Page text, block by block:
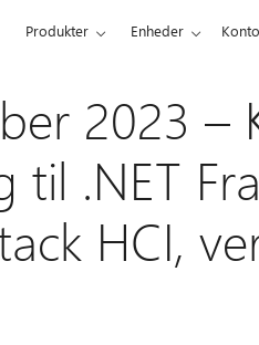
Produkter Enheder
2023 –
til .NET
HCI,